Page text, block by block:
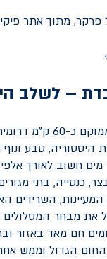
– לשלב
גן לאומי עין
טבע ונוף
חשוב לאורך אלפי
כנסייה, בתי
השרידים
את מבחר
חם מאד באזור
הגדול וממש